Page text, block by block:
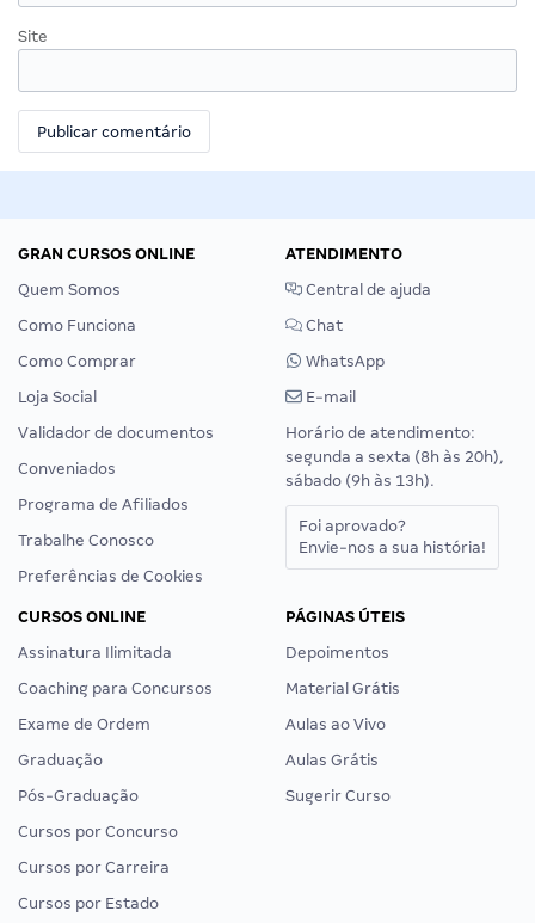
Site
GRAN CURSOS ONLINE
Quem Somos
Como Funciona
Como Comprar
Loja Social
Validador de documentos
Conveniados
Programa de Afiliados
Trabalhe Conosco
Preferências de Cookies
ATENDIMENTO
Central de ajuda
Chat
WhatsApp
E-mail
Horário de atendimento:
segunda a sexta (8h às 20h),
sábado (9h às 13h).
Foi aprovado?
Envie-nos a sua história!
CURSOS ONLINE
Assinatura Ilimitada
Coaching para Concursos
Exame de Ordem
Graduação
Pós-Graduação
Cursos por Concurso
Cursos por Carreira
Cursos por Estado
PÁGINAS ÚTEIS
Depoimentos
Material Grátis
Aulas ao Vivo
Aulas Grátis
Sugerir Curso